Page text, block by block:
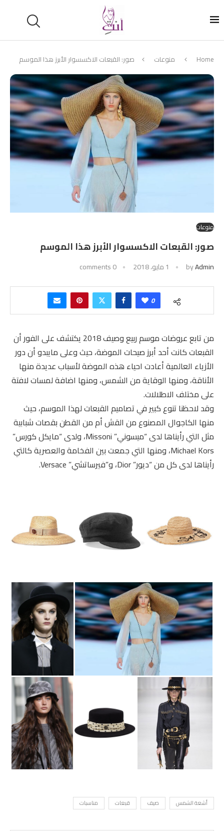
Home منوعات صور: القبعات الاكسسوار الأبرز هذا الموسم
منوعات
صور: القبعات الاكسسوار الأبرز هذا الموسم
byAdmin 1 مايو، 2018 0 comments
0
من تابع عروضات موسم ربيع وصيف 2018 يكتشف على الفور أن
القبعات كانت أحد أبرز صيحات الموضة، حيث وعلى مايبدو أن دور
الأزياء العالمية أعادت احياء هذه الموضة لأسباب عديدة منها
الأناقة، ومنها الوقاية من الشمس، ومنها اضافة لمسات لافتة
على مختلف الاطلالات.
وقد لاحظنا تنوع كبير في تصاميم القبعات لهذا الموسم، حيث
منها الكاجوال المصنوع من القش أم من القطن بقصات شبابية
مثل التي رأيناها لدى “ميسوني” Missoni، ولدى “مايكل كورس”
Michael Kors، ومنها التي جمعت بين الفخامة والعصرية كالتي
رأيناها لدى كل من “ديور” Dior، و”فيرساتشي” Versace.
أشعة الشمس صيف قبعات مناسبات